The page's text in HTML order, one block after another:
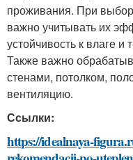
проживания. При
важно учитывать их
устойчивость к влаге
Также важно
стенами, потолком,
вентиляцию.
Ссылки:
https://idealnaya-